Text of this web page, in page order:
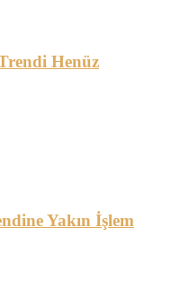
Henüz
Yakın İşlem